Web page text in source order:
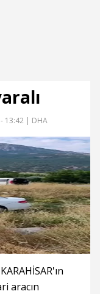
13:42 | DHA
aracın